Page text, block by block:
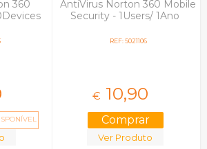
360
AntiVirus Norton 360 Mobile
Security - 1Users/ 1Ano
REF: 5021106
€ 10,90
Ver Produto